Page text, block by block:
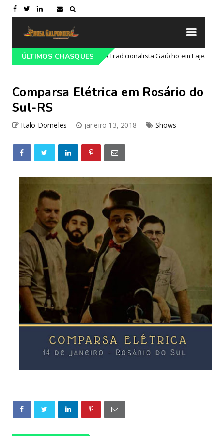
ÚLTIMOS CHASQUES
do 68º Congresso Tradicionalista Gaúcho em Lajeado-RS
Comparsa Elétrica em Rosário do
Sul-RS
Italo Dorneles janeiro 13, 2018 Shows